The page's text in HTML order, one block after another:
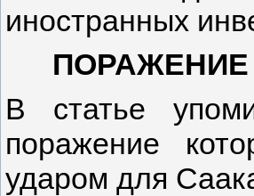
иностранных
В статье
поражение
ударом для